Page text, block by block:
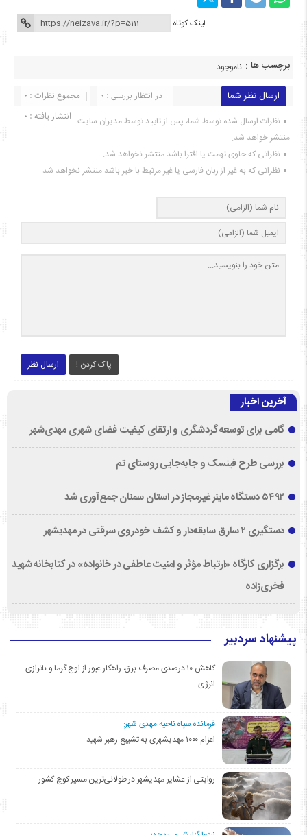
لینک کوتاه
برچسب ها : ناموجود
ارسال نظر شما مجموع نظرات : 0
در انتظار بررسی : 0
انتشار یافته : ۰ نظرات ارسال شده توسط شما، پس از تایید توسط مدیران سایت
منتشر خواهد شد.
نظراتی که حاوی تهمت یا افترا باشد منتشر نخواهد شد.
نظراتی که به غیر از زبان فارسی یا غیر مرتبط با خبر باشد منتشر نخواهد شد.
ارسال نظر پاک کردن !
آخرین اخبار
گامی برای توسعه گردشگری و ارتقای کیفیت فضای شهری مهدی‌شهر
بررسی طرح فینسک و جابه‌جایی روستای تم
۵۴۹۲ دستگاه ماینر غیرمجاز در استان سمنان جمع‌آوری شد
دستگیری ۲ سارق سابقه‌دار و کشف خودروی سرقتی در مهدیشهر
برگزاری کارگاه «ارتباط مؤثر و امنیت عاطفی در خانواده» در کتابخانه شهید
فخری‌زاده
پیشنهاد سردبیر
کاهش ۱۰ درصدی مصرف برق، راهکار عبور از اوج گرما و ناترازی
انرژی
فرمانده سپاه ناحیه مهدی شهر:
اعزام ۱۰۰۰ مهدیشهری به تشییع رهبر شهید
روایتی از عشایر مهدیشهر در طولانی‌ترین مسیر کوچ کشور